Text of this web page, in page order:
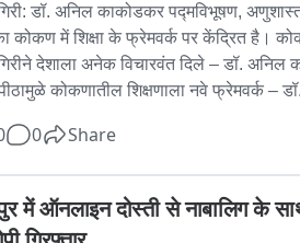
डॉ. अनिल काकोडकर पद्मविभूषण,
कोकण में शिक्षा के फ्रेमवर्क पर केंद्रित है।
देशाला अनेक विचारवंत दिले – डॉ. अनिल
कोकणातील शिक्षणाला नवे फ्रेमवर्क –
आणि आकलन किती वाढले, याचे भान ठेवणे
एनर्जी’ – डॉ. अनिल काकोडकर जैतापूर
विजेची किंमत आटोक्यात असणे आवश्यक
0 Share
में ऑनलाइन दोस्ती से नाबालिग के